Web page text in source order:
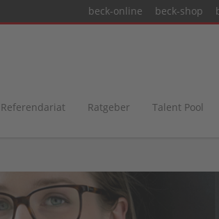
beck-online beck-shop
Referendariat Ratgeber Talent Pool